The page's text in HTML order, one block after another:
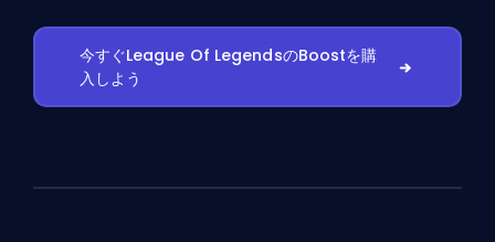
今すぐLeague Of LegendsのBoostを購
入しよう